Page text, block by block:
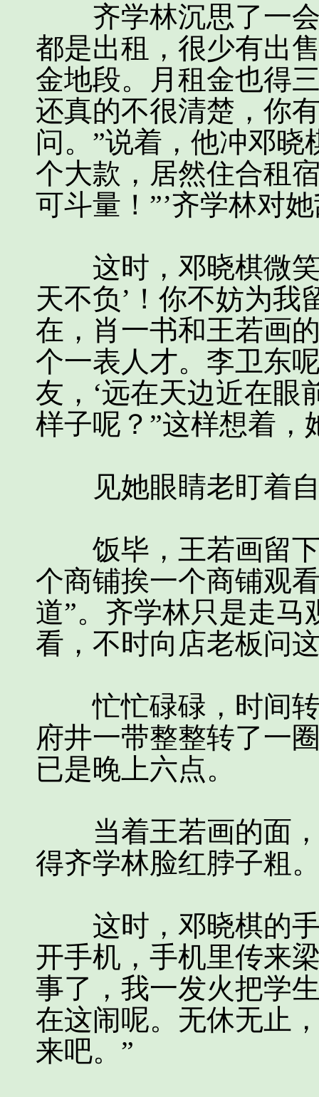
齐学林沉思了一会
都是出租，很少有出
金地段。月租金也得
还真的不很清楚，你
问。”说着，他冲邓晓
个大款，居然住合租
可斗量！”’齐学林对
这时，邓晓棋微笑
天不负’！你不妨为我
在，肖一书和王若画
个一表人才。李卫东
友，‘远在天边近在眼
样子呢？”这样想着
见她眼睛老盯着自
饭毕，王若画留下
个商铺挨一个商铺观
道”。齐学林只是走
看，不时向店老板问
忙忙碌碌，时间转
府井一带整整转了一
已是晚上六点。
当着王若画的面，
得齐学林脸红脖子粗
这时，邓晓棋的手
开手机，手机里传来
事了，我一发火把学
在这闹呢。无休无止
来吧。”